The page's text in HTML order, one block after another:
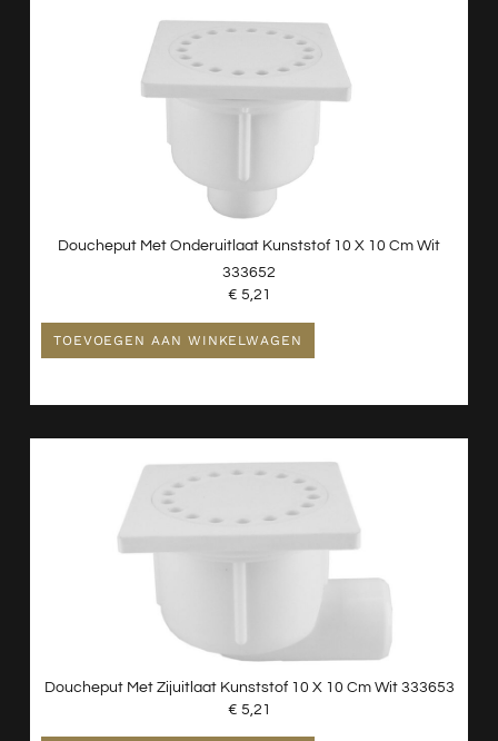
Doucheput Met Onderuitlaat Kunststof 10 X 10 Cm Wit
333652
€ 5,21
TOEVOEGEN AAN WINKELWAGEN
Doucheput Met Zijuitlaat Kunststof 10 X 10 Cm Wit 333653
€ 5,21